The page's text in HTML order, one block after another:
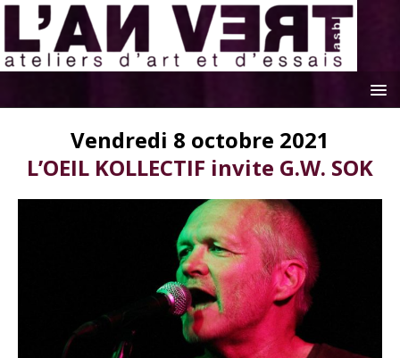
Vendredi 8 octobre 2021
L’OEIL KOLLECTIF invite G.W. SOK